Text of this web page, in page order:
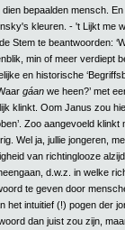
bepaalden mensch.
kleuren. - 't Lijkt me
Stem te beantwoorden:
min of meer verdiept
en historische
gáan we heen?’ met
klinkt. Oom Janus zou
Zoo aangevoeld klinkt
Wel ja, jullie jongeren,
van richtinglooze
d.w.z. in welke
te geven door
het intuitief (!) pogen der
dan juist zou zijn,